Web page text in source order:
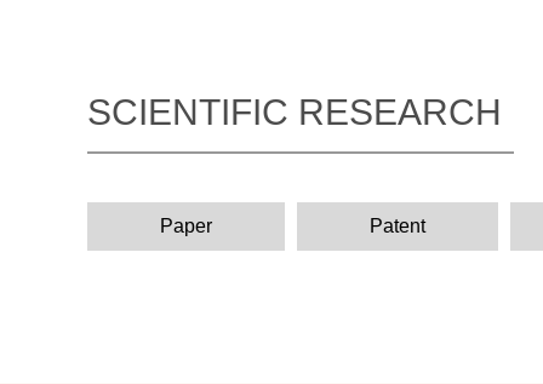
SCIENTIFIC RESEARCH
Paper Patent